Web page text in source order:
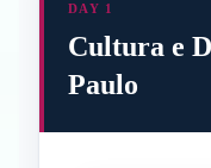
DAY 1
Cultura e
Paulo